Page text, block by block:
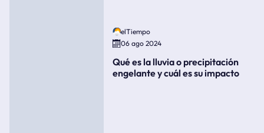
elTiempo
06 ago 2024
Qué es la lluvia o precipitación
engelante y cuál es su impacto